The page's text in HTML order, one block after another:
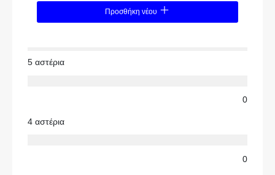
Προσθήκη νέου
5 αστέρια
0
4 αστέρια
0